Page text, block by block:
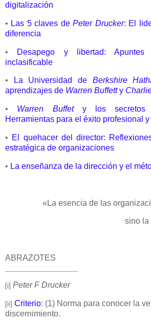
digitalización
• Las 5 claves dePeter Drucker: El
diferencia
•
Desapego y libertad:
inclasificable
• La Universidad de Berkshire
aprendizajes de Warren Buffetty
• Warren Buffety los
Herramientas para el éxito profesional y
• El quehacer del director:
estratégica de organizaciones
• La enseñanza de la dirección y el
«La esencia de las
sino la
ABRAZOTES
[i] Peter F Drucker
[ii] Criterio: (1) Norma para conocer la
discernimiento.